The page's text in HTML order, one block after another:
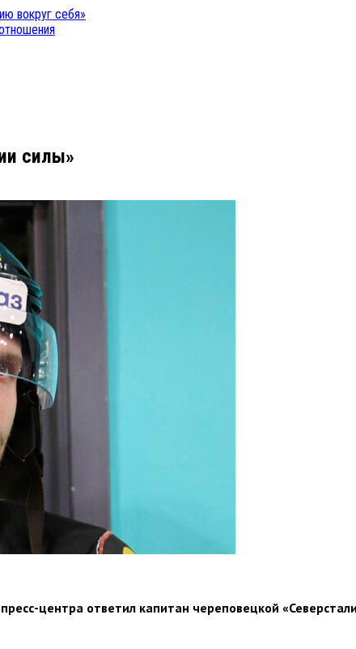
вокруг себя»
силы»
центра ответил капитан череповецкой